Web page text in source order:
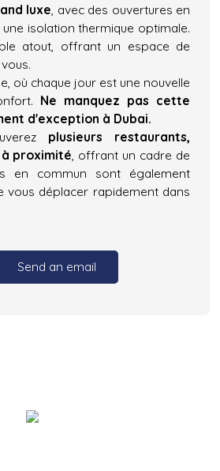
luxe , avec des ouvertures en
isolation thermique optimale.
atout, offrant un espace de
où chaque jour est une nouvelle
Ne manquez pas cette
d'exception à Dubai.
plusieurs restaurants,
proximité , offrant un cadre de
en commun sont également
vous déplacer rapidement dans
Send an email